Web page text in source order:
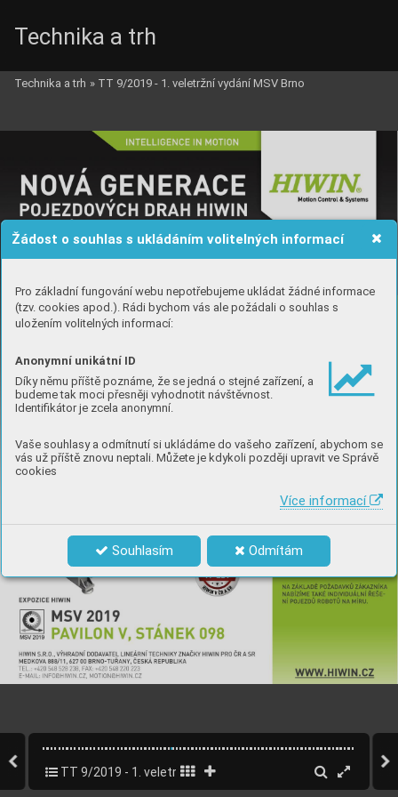
Žádost o souhlas s ukládáním volitelných informací
Pro základní fungování webu nepotřebujeme ukládat žádné informace
(tzv. cookies apod.). Rádi bychom vás ale požádali o souhlas s
uložením volitelných informací:
Anonymní unikátní ID
Díky němu příště poznáme, že se jedná o stejné zařízení, a
budeme tak moci přesněji vyhodnotit návštěvnost.
Identifikátor je zcela anonymní.
Vaše souhlasy a odmítnutí si ukládáme do vašeho zařízení, abychom se
vás už příště znovu neptali. Můžete je kdykoli později upravit ve Správě
cookies
Více informací
Souhlasím Odmítám
Technika a trh
Technika a trh » TT 9/2019 - 1. veletržní vydání MSV Brno
TT 9/2019 - 1. veletržní vydání MSV Brno